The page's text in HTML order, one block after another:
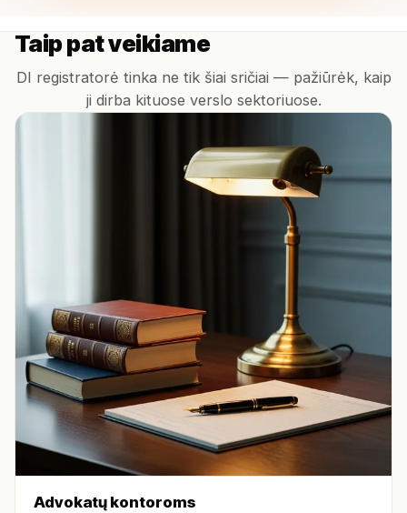
Taip pat veikiame
DI registratorė tinka ne tik šiai sričiai — pažiūrėk, kaip
ji dirba kituose verslo sektoriuose.
Advokatų kontoroms